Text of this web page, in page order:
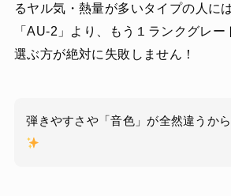
るヤル気・熱量が多いタイプの人に
「AU-2」より、もう１ランクグレー
選ぶ方が絶対に失敗しません！
弾きやすさや「音色」が全然違うか